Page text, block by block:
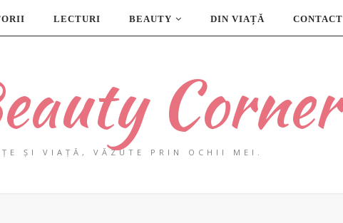
LECTURI BEAUTY DIN VIAȚĂ CONTACT
Corner
ȘI VIAȚĂ, VĂZUTE PRIN OCHII MEI.